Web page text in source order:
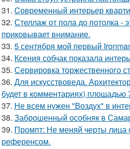
31. Cовременный интерьер
32. Стеллаж от пола до потолка -
приковывает внимание.
33. 5 сентября мой первый
34. Ксения собчак показала
35. Сервировка торжественного
36. Для искусствоведа.
будет в комментариях) площадью
37. Не всем нужен "Воздух" в
38. Заброшенный особняк в
39. Промпт: Не меняй черты лица
референсом.